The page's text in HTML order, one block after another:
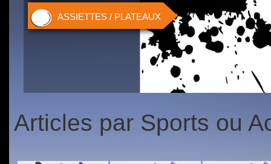
ASSIETTES / PLATEAUX
5 1
Articles par Sports ou